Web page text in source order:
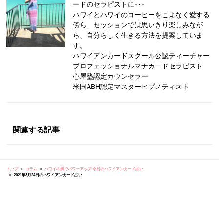
ードのセラピストに･･･
ハワイとハワイのコーヒーをこよなく愛する
傍ら、セッションでは思いきり楽しみなが
ら、自分らしく生きる方法を提案していま
す。
ハワイアンカードスクール公認ティーチャー
プロフェッショナルマナカードセラピスト
心屋塾認定カウンセラー
米国ABH認定マスターヒプノティスト
関連する記事
トップ コラム
ハワイの風でパワーアップ 今日のハワイアンカード占い
2021年3月24日のハワイアンカード占い